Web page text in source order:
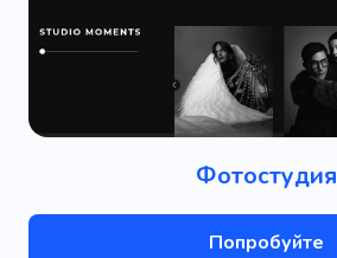
Фотостудия
Попробуйте